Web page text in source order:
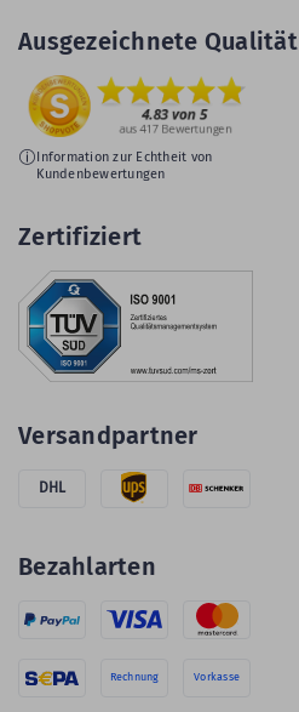
Ausgezeichnete Qualität
Information zur Echtheit von
Kundenbewertungen
Zertifiziert
Versandpartner
DHL
Bezahlarten
Rechnung Vorkasse